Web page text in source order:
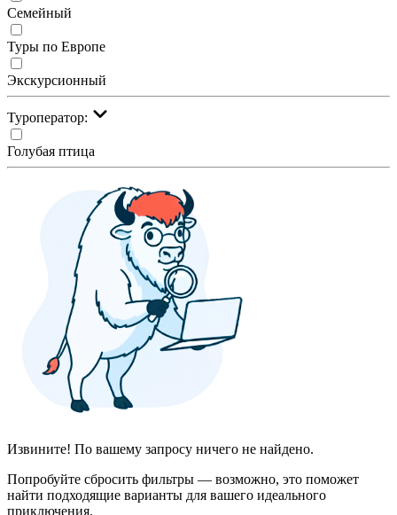
Семейный
Туры по Европе
Экскурсионный
Туроператор:
Голубая птица
Извините! По вашему запросу ничего не найдено.
Попробуйте сбросить фильтры — возможно, это поможет
найти подходящие варианты для вашего идеального
приключения.